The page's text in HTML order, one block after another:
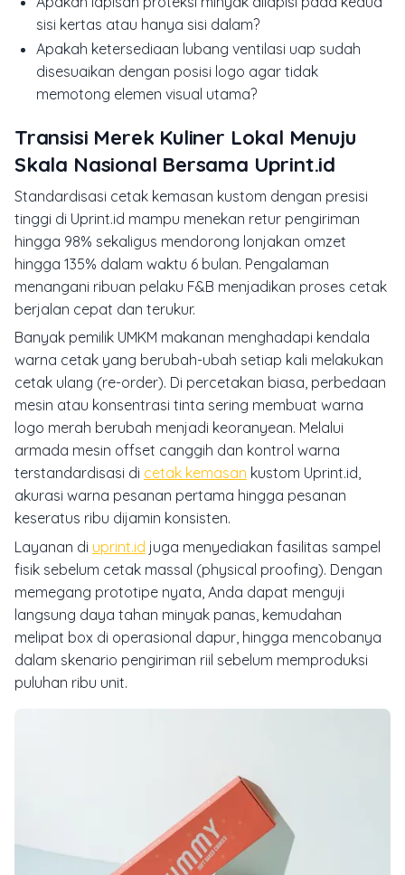
sisi kertas atau hanya sisi dalam?
Apakah ketersediaan lubang ventilasi uap sudah
disesuaikan dengan posisi logo agar tidak
memotong elemen visual utama?
Transisi Merek Kuliner Lokal Menuju
Skala Nasional Bersama Uprint.id
Standardisasi cetak kemasan kustom dengan presisi
tinggi di Uprint.id mampu menekan retur pengiriman
hingga 98% sekaligus mendorong lonjakan omzet
hingga 135% dalam waktu 6 bulan. Pengalaman
menangani ribuan pelaku F&B menjadikan proses cetak
berjalan cepat dan terukur.
Banyak pemilik UMKM makanan menghadapi kendala
warna cetak yang berubah-ubah setiap kali melakukan
cetak ulang (re-order). Di percetakan biasa, perbedaan
mesin atau konsentrasi tinta sering membuat warna
logo merah berubah menjadi keoranyean. Melalui
armada mesin offset canggih dan kontrol warna
terstandardisasi di cetak kemasan kustom Uprint.id,
akurasi warna pesanan pertama hingga pesanan
keseratus ribu dijamin konsisten.
Layanan di uprint.id juga menyediakan fasilitas sampel
fisik sebelum cetak massal (physical proofing). Dengan
memegang prototipe nyata, Anda dapat menguji
langsung daya tahan minyak panas, kemudahan
melipat box di operasional dapur, hingga mencobanya
dalam skenario pengiriman riil sebelum memproduksi
puluhan ribu unit.